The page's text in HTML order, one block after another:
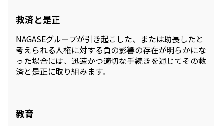
救済と是正
NAGASEグループが引き起こした、または助長したと
考えられる人権に対する負の影響の存在が明らかにな
った場合には、迅速かつ適切な手続きを通じてその救
済と是正に取り組みます。
教育